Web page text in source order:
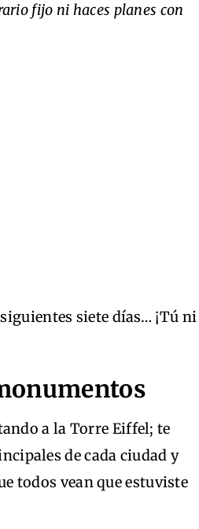
fijo ni haces planes con
siete días… ¡Tú ni
a la Torre Eiffel; te
de cada ciudad y
todos vean que estuviste